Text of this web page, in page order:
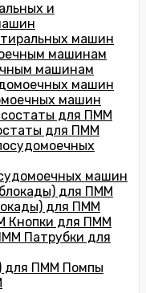
и
машинам
машин
для ПММ
машин
для ПММ
Кнопки для ПММ
Патрубки для
Помпы